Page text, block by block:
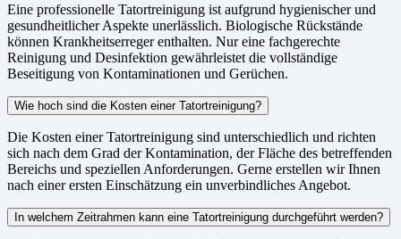
Eine professionelle Tatortreinigung ist aufgrund hygienischer und
gesundheitlicher Aspekte unerlässlich. Biologische Rückstände
können Krankheitserreger enthalten. Nur eine fachgerechte
Reinigung und Desinfektion gewährleistet die vollständige
Beseitigung von Kontaminationen und Gerüchen.
Wie hoch sind die Kosten einer Tatortreinigung?
Die Kosten einer Tatortreinigung sind unterschiedlich und richten
sich nach dem Grad der Kontamination, der Fläche des betreffenden
Bereichs und speziellen Anforderungen. Gerne erstellen wir Ihnen
nach einer ersten Einschätzung ein unverbindliches Angebot.
In welchem Zeitrahmen kann eine Tatortreinigung durchgeführt werden?